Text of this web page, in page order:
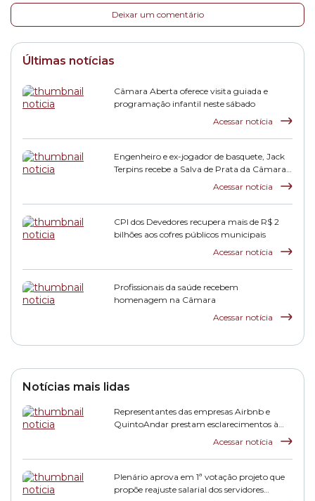
Deixar um comentário
Últimas notícias
Câmara Aberta oferece visita guiada e
programação infantil neste sábado
Acessar notícia
Engenheiro e ex-jogador de basquete, Jack
Terpins recebe a Salva de Prata da Câmara
Acessar notícia
CPI dos Devedores recupera mais de R$ 2
bilhões aos cofres públicos municipais
Acessar notícia
Profissionais da saúde recebem
homenagem na Câmara
Acessar notícia
Notícias mais lidas
Representantes das empresas Airbnb e
QuintoAndar prestam esclarecimentos à
Acessar notícia
Plenário aprova em 1ª votação projeto que
propõe reajuste salarial dos servidores